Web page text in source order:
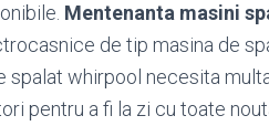
Mentenanta masini
de tip masina de
spalat whirpool necesita
pentru a fi la zi cu toate